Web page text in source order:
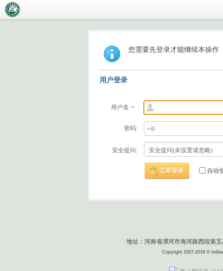
您需要先登录才能继续本操作
用户登录
用户名
密码:
安全提问:
立即登录 自动
地址：河南省漯河市海河路西段第
Copyright 2007-2018 ©